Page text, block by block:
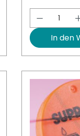
oder
den
In den